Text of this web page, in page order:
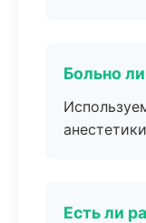
Больно
Есть ли